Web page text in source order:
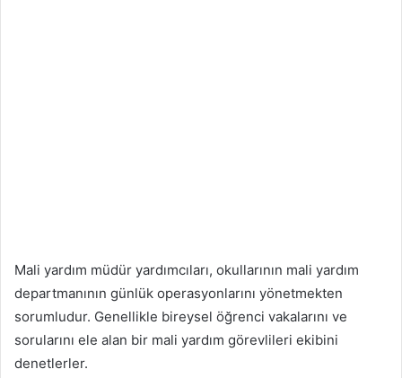
Mali yardım müdür yardımcıları, okullarının mali yardım
departmanının günlük operasyonlarını yönetmekten
sorumludur. Genellikle bireysel öğrenci vakalarını ve
sorularını ele alan bir mali yardım görevlileri ekibini
denetlerler.